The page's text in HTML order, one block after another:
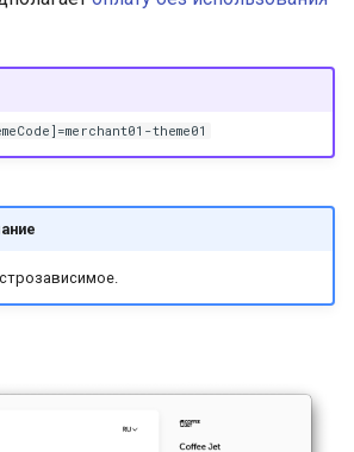
theme01